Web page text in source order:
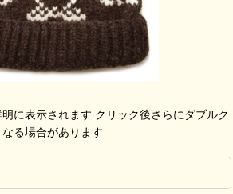
に表示されます クリック後さらにダブルク
る場合があります